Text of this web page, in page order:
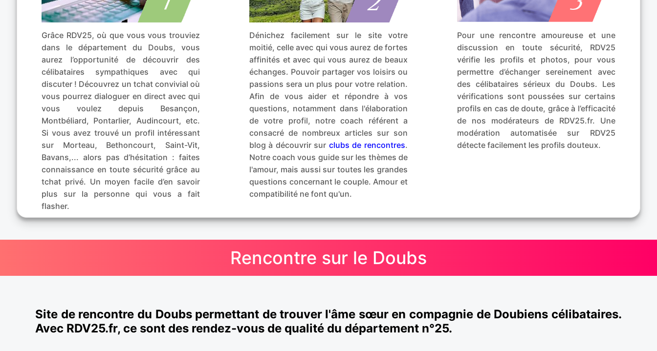
Grâce RDV25, où que vous vous trouviez
dans le département du Doubs, vous
aurez l’opportunité de découvrir des
célibataires sympathiques avec qui
discuter ! Découvrez un tchat convivial où
vous pourrez dialoguer en direct avec qui
vous voulez depuis Besançon,
Montbéliard, Pontarlier, Audincourt, etc.
Si vous avez trouvé un profil intéressant
sur Morteau, Bethoncourt, Saint-Vit,
Bavans,... alors pas d’hésitation : faites
connaissance en toute sécurité grâce au
tchat privé. Un moyen facile d’en savoir
plus sur la personne qui vous a fait
flasher.
Dénichez facilement sur le site votre
moitié, celle avec qui vous aurez de fortes
affinités et avec qui vous aurez de beaux
échanges. Pouvoir partager vos loisirs ou
passions sera un plus pour votre relation.
Afin de vous aider et répondre à vos
questions, notamment dans l'élaboration
de votre profil, notre coach référent a
consacré de nombreux articles sur son
blog à découvrir sur clubs de rencontres.
Notre coach vous guide sur les thèmes de
l'amour, mais aussi sur toutes les grandes
questions concernant le couple. Amour et
compatibilité ne font qu'un.
Pour une rencontre amoureuse et une
discussion en toute sécurité, RDV25
vérifie les profils et photos, pour vous
permettre d’échanger sereinement avec
des célibataires sérieux du Doubs. Les
vérifications sont poussées sur certains
profils en cas de doute, grâce à l’efficacité
de nos modérateurs de RDV25.fr. Une
modération automatisée sur RDV25
détecte facilement les profils douteux.
Rencontre sur le Doubs
Site de rencontre du Doubs permettant de trouver l'âme sœur en compagnie de Doubiens célibataires.
Avec RDV25.fr, ce sont des rendez-vous de qualité du département n°25.